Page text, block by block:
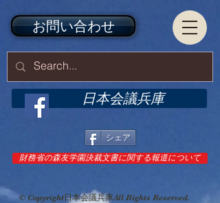
日本会議兵庫
© Copyright日本会議兵庫All Rights Reserved.
シェア
お問い合わせ
財務省の森友学園決裁文書に関する報道について